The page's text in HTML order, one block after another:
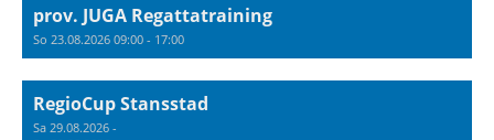
prov. JUGA Regattatraining
So 23.08.2026 09:00 - 17:00
RegioCup Stansstad
Sa 29.08.2026 -